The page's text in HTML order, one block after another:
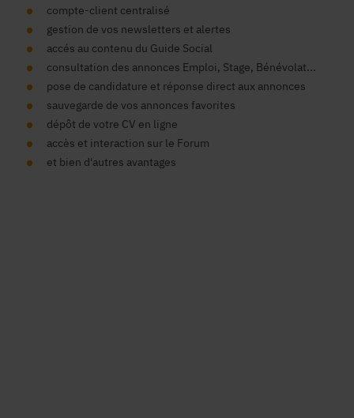
compte-client centralisé
gestion de vos newsletters et alertes
accés au contenu du Guide Social
consultation des annonces Emploi, Stage, Bénévolat...
pose de candidature et réponse direct aux annonces
sauvegarde de vos annonces favorites
dépôt de votre CV en ligne
accès et interaction sur le Forum
et bien d'autres avantages